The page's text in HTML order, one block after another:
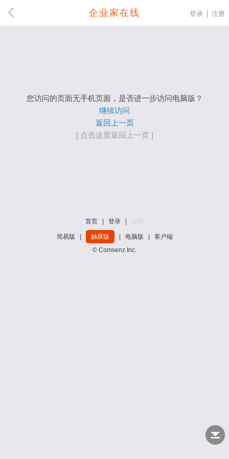
企业家在线 登录 注册
您访问的页面无手机页面，是否进一步访问电脑版？
继续访问
返回上一页
[ 点击这里返回上一页 ]
首页 登录
简易版 触屏版 电脑版
客户端
© Comsenz Inc.